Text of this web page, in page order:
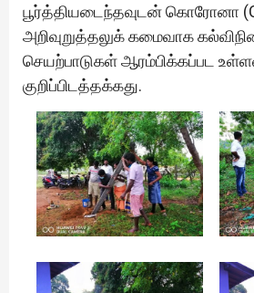
பூர்த்தியடைந்தவுடன் கொரோனா
அறிவுறுத்தலுக் கமைவாக
செயற்பாடுகள் ஆரம்பிக்கப்பட
குறிப்பிடத்தக்கது.